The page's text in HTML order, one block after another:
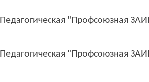
Педагогическая "Профсоюзная
Педагогическая "Профсоюзная